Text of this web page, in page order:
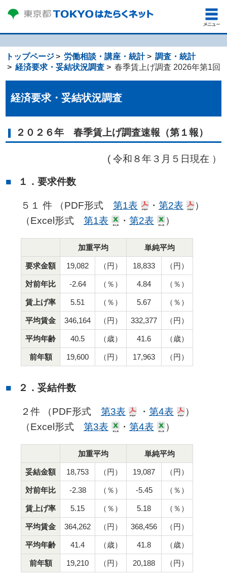
トップページ 労働相談・講座・統計
調査・統計
経済要求・妥結状況調査
春季賃上げ調査 2026年第1回
経済要求・妥結状況調査
２０２６年 春季賃上げ調査速報（第１報）
( 令和８年３月５日現在 ）
１．要求件数
５１ 件 （PDF形式 第1表 ・ 第2表
）
（Excel形式 第1表 ・ 第2表 ）
加重平均 単純平均
要求金額 19,082 （円） 18,833 （円）
対前年比 -2.64 （％） 4.84 （％）
賃上げ率 5.51 （％） 5.67 （％）
平均賃金 346,164 （円） 332,377 （円）
平均年齢 40.5 （歳） 41.6 （歳）
前年額 19,600 （円） 17,963 （円）
２．妥結件数
２件 （PDF形式 第3表 ・ 第4表
）
（Excel形式 第3表 ・ 第4表 ）
加重平均 単純平均
妥結金額 18,753 （円） 19,087 （円）
対前年比 -2.38 （％） -5.45 （％）
賃上げ率 5.15 （％） 5.18 （％）
平均賃金 364,262 （円） 368,456 （円）
平均年齢 41.4 （歳） 41.8 （歳）
前年額 19,210 （円） 20,188 （円）